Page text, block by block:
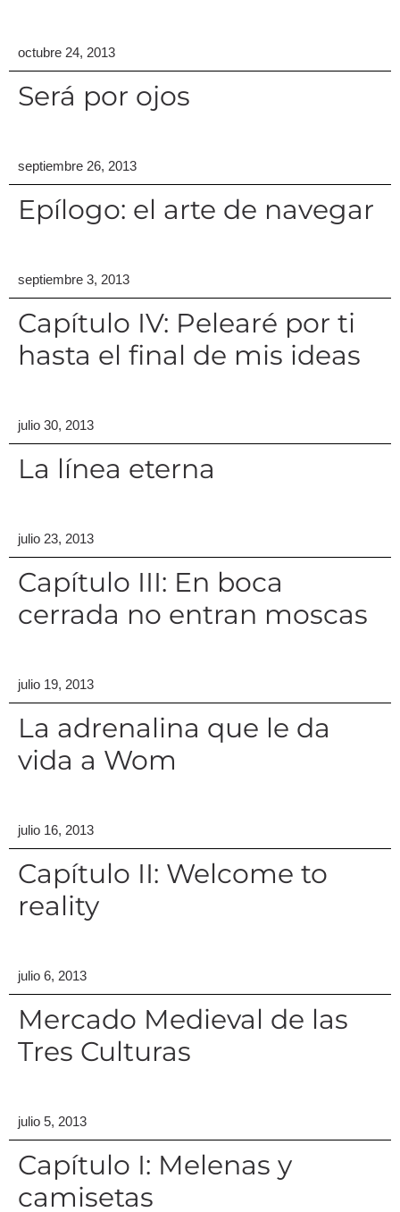
octubre 24, 2013
Será por ojos
septiembre 26, 2013
Epílogo: el arte de navegar
septiembre 3, 2013
Capítulo IV: Pelearé por ti
hasta el final de mis ideas
julio 30, 2013
La línea eterna
julio 23, 2013
Capítulo III: En boca
cerrada no entran moscas
julio 19, 2013
La adrenalina que le da
vida a Wom
julio 16, 2013
Capítulo II: Welcome to
reality
julio 6, 2013
Mercado Medieval de las
Tres Culturas
julio 5, 2013
Capítulo I: Melenas y
camisetas